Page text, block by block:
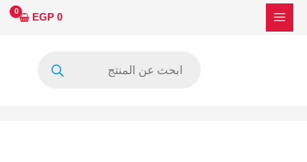
تخطي
0
EGP
كمية
NT30210H-